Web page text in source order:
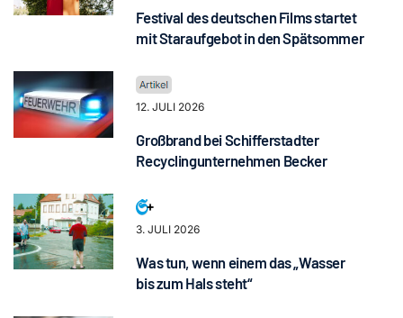
Festival des deutschen Films startet
mit Staraufgebot in den Spätsommer
12. JULI 2026
Großbrand bei Schifferstadter
Recyclingunternehmen Becker
3. JULI 2026
Was tun, wenn einem das „Wasser
bis zum Hals steht“